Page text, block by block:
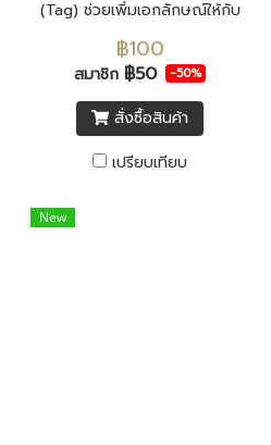
(Tag) ช่วยเพิ่มเอกลักษณ์ให้กับ
เมล่อนคูนามิ สร้างความรู้สึกพรี
เมี่ยมให้กับผลเมล่อน ผลิตจาก
สีสันสวยงาม จำนวนชุดละ 100
฿100
สมาชิก ฿50 -50%
สั่งซื้อสินค้า
เปรียบเทียบ
New